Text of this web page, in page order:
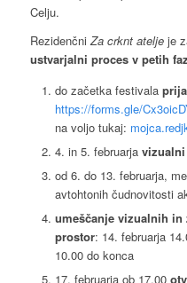
Celju.
RezidenčniZa crknt ateljeje
ustvarjalni proces v petih
do začetka festivala
https://forms.gle/
na voljo tukaj:
4. in 5. februarja
od 6. do 13. februarja,
avtohtonih čudnovitosti
umeščanje vizualnih
prostor: 14. februarja
10.00 do konca
17. februarja ob 17.00